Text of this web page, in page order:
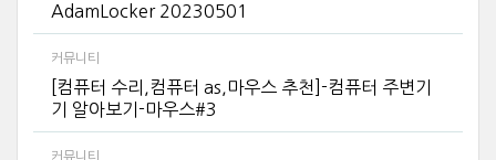
AdamLocker 20230501
커뮤니티
[컴퓨터 수리,컴퓨터 as,마우스 추천]-컴퓨터 주변기
기 알아보기-마우스#3
커뮤니티